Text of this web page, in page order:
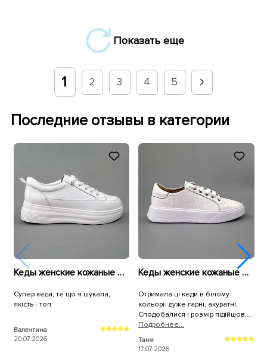
Показать еще
1 2 3 4 5
Последние отзывы в категории
Кеды женские кожаные 596010 Белые
Супер кеди, те що я шукала,
якість - топ
Валентина
20.07.2026
Кеды женские кожаные 589967 Белые
Отримала ці кеди в білому
кольорі- дуже гарні, акуратні.
Сподобалися і розмір підійшов,
брала трішки більші. Дякую, як
завжди за оперативну доставку!
Подробнее...
Таня
17.07.2026